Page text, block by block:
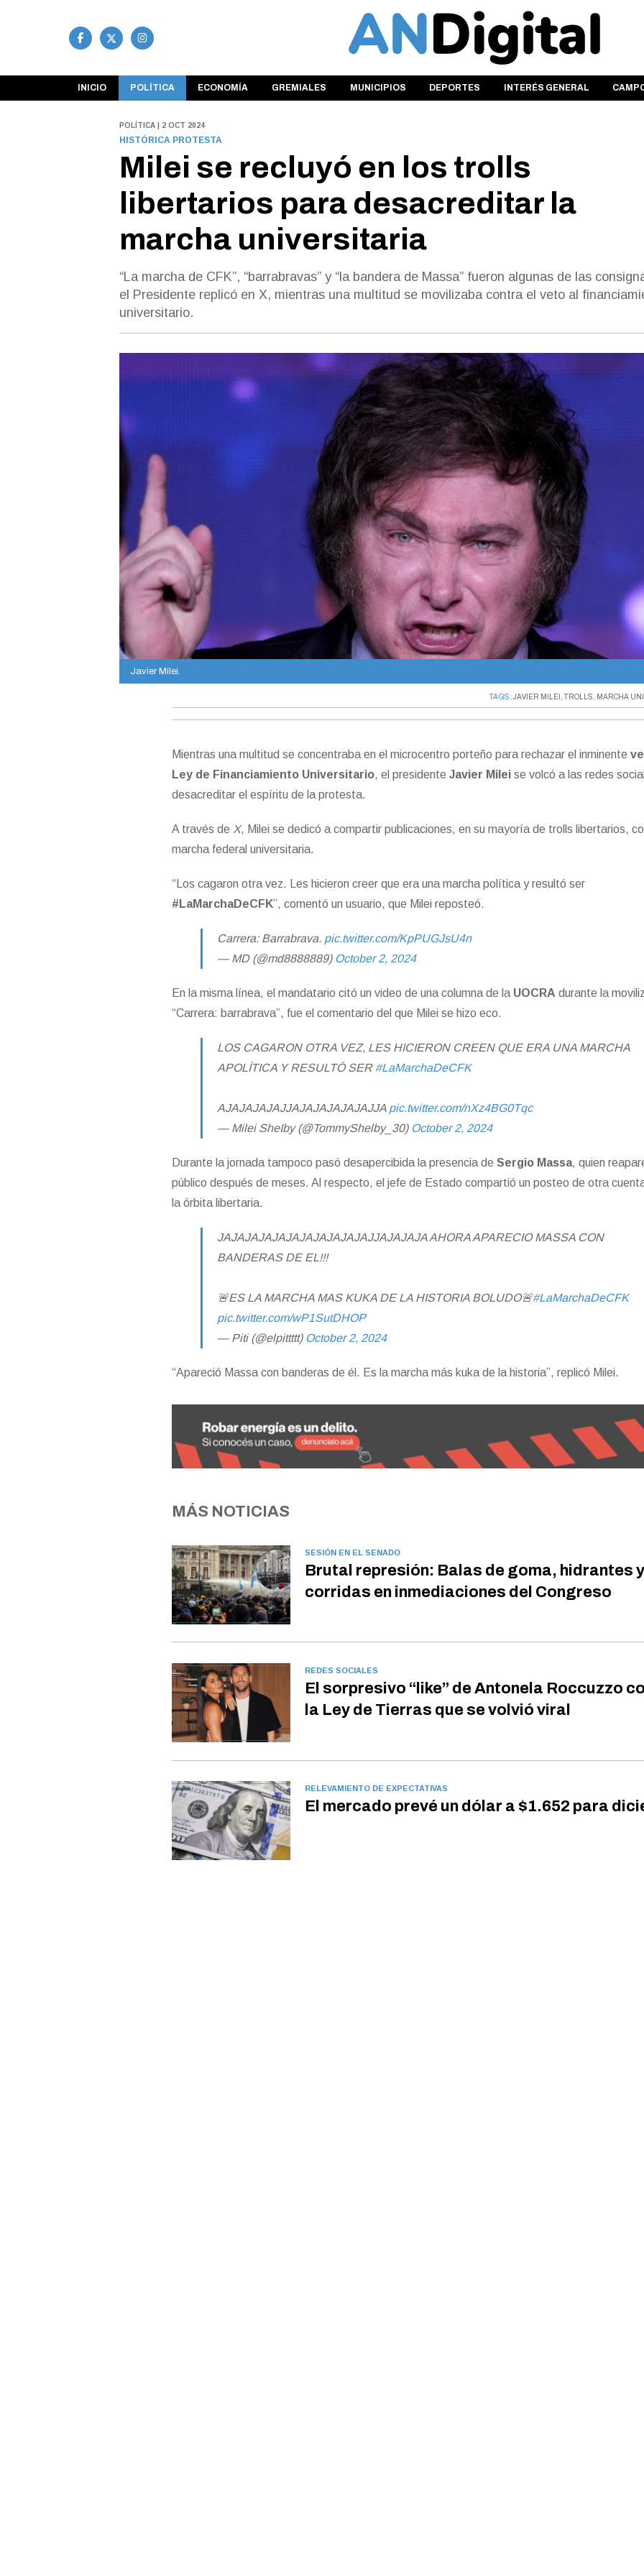
INICIO POLÍTICA ECONOMÍA GREMIALES MUNICIPIOS DEPORTES INTERÉS GENERAL
POLÍTICA | 2 OCT 2024
HISTÓRICA PROTESTA
Milei se recluyó en los trolls
libertarios para desacreditar la
marcha universitaria
“La marcha de CFK”, “barrabravas” y “la bandera de Massa” fueron algunas de las
el Presidente replicó en X, mientras una multitud se movilizaba contra el veto al
universitario.
Javier Milei.
TAGS:JAVIER MILEI , TROLLS, MARCHA
Mientras una multitud se concentraba en el microcentro porteño para rechazar el inminente
Ley de Financiamiento Universitario, el presidente Javier Mileise volcó a las redes
desacreditar el espíritu de la protesta.
A través deX, Milei se dedicó a compartir publicaciones, en su mayoría de trolls libertarios,
marcha federal universitaria.
“Los cagaron otra vez. Les hicieron creer que era una marcha política y resultó ser
#LaMarchaDeCFK”, comentó un usuario, que Milei reposteó.
Carrera: Barrabrava. pic.twitter.com/KpPUGJsU4n
— MD (@md8888889) October 2, 2024
En la misma línea, el mandatario citó un video de una columna de la UOCRA durante la
“Carrera: barrabrava”, fue el comentario del que Milei se hizo eco.
LOS CAGARON OTRA VEZ, LES HICIERON CREEN QUE ERA UNA MARCHA
APOLÍTICA Y RESULTÓ SER #LaMarchaDeCFK
AJAJAJAJAJJAJAJAJAJAJAJJA pic.twitter.com/nXz4BG0Tqc
— Milei SheIby (@TommyShelby_30) October 2, 2024
Durante la jornada tampoco pasó desapercibida la presencia de Sergio Massa, quien
público después de meses. Al respecto, el jefe de Estado compartió un posteo de otra
la órbita libertaria.
JAJAJAJAJAJAJAJAJAJAJAJJAJAJAJA AHORA APARECIO MASSA CON
BANDERAS DE EL!!!
🚨ES LA MARCHA MAS KUKA DE LA HISTORIA BOLUDO🚨#LaMarchaDeCFK
pic.twitter.com/wP1SutDHOP
— Piti (@elpittttt) October 2, 2024
“Apareció Massa con banderas de él. Es la marcha más kuka de la historia”, replicó Milei.
MÁS NOTICIAS
SESIÓN EN EL SENADO
Brutal represión: Balas de goma, hidrantes y
corridas en inmediaciones del Congreso
REDES SOCIALES
El sorpresivo “like” de Antonela Roccuzzo
la Ley de Tierras que se volvió viral
RELEVAMIENTO DE EXPECTATIVAS
El mercado prevé un dólar a $1.652 para